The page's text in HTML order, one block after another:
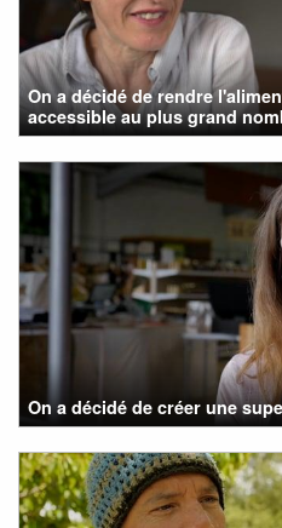
On a décidé de rendre
accessible au plus grand
On a décidé de créer une